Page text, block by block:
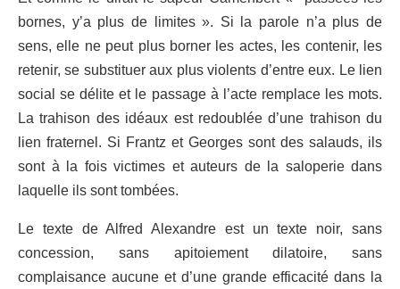
bornes, y’a plus de limites ». Si la parole n’a plus de
sens, elle ne peut plus borner les actes, les contenir, les
retenir, se substituer aux plus violents d’entre eux. Le lien
social se délite et le passage à l’acte remplace les mots.
La trahison des idéaux est redoublée d’une trahison du
lien fraternel. Si Frantz et Georges sont des salauds, ils
sont à la fois victimes et auteurs de la saloperie dans
laquelle ils sont tombées.
Le texte de Alfred Alexandre est un texte noir, sans
concession, sans apitoiement dilatoire, sans
complaisance aucune et d’une grande efficacité dans la